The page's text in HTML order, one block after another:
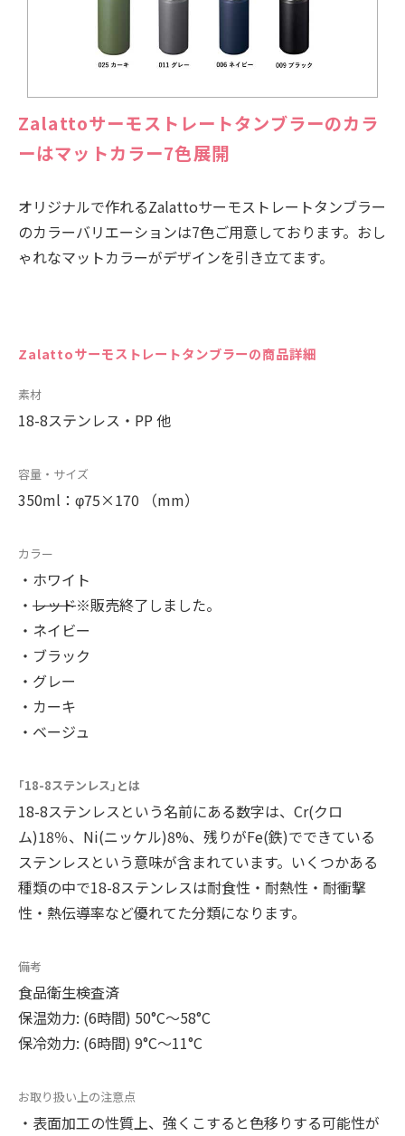
Zalattoサーモストレートタンブラーのカラ
ーはマットカラー7色展開
オリジナルで作れるZalattoサーモストレートタンブラー
のカラーバリエーションは7色ご用意しております。おし
ゃれなマットカラーがデザインを引き立てます。
Zalattoサーモストレートタンブラーの商品詳細
素材
18-8ステンレス・PP 他
容量・サイズ
350ml：φ75×170 （mm）
カラー
・ホワイト
・ レッド※販売終了しました。
・ネイビー
・ブラック
・グレー
・カーキ
・ベージュ
｢18-8ステンレス｣とは
18-8ステンレスという名前にある数字は、Cr(クロ
ム)18％、Ni(ニッケル)8%、残りがFe(鉄)でできている
ステンレスという意味が含まれています。いくつかある
種類の中で18-8ステンレスは耐食性・耐熱性・耐衝撃
性・熱伝導率など優れてた分類になります。
備考
食品衛生検査済
保温効力: (6時間) 50°C〜58°C
保冷効力: (6時間) 9°C〜11°C
お取り扱い上の注意点
・表面加工の性質上、強くこすると色移りする可能性が